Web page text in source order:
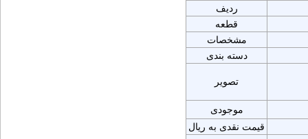
ردیف
قطعه
مشخصات
دسته بندی
تصویر
موجودی
قیمت نقدی به ریال